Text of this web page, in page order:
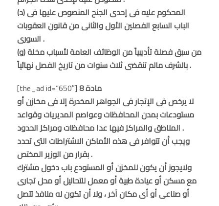
(د) المحكوم عليه فى إحدى الجنح المنصوص عليها فى
الباب السابع الفصلين الأول والثانى من قانون العقوبات
السورى .
(و) من سبق فصلة تأديبياً من الوظائف العامة لأسباب مخلة
بالشرف مالم تنقضى ثلاث سنوات من تاريخ الفصل نهائياً .
[the_ad id=”650″] مادة 8
لا يرخص فى الإتجار فى الجواهر المخدرة إلا فى مخازن أو
مستودعات بمدن المحافظات وعواصم المديريات وقواعد
المناطق والمراكز فيها عدا محافظات ومراكز الحدود .
ويجب أن تتوافر فى هذه الأماكن الاشتراطات التى تحدد
بقرار من الوزير المختص .
ولايجوز أن يكون للمخزن أو المستودع باب دخول مشترك
مع مسكن أو عيادة طبية أو معمل للتحاليل أو محل تجارى
أو صناعى أو أى مكان آخر ، ولا أن تكون له منافذ تتصل